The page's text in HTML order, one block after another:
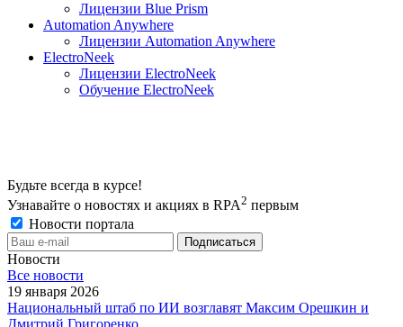
Лицензии Blue Prism
Automation Anywhere
Лицензии Automation Anywhere
ElectroNeek
Лицензии ElectroNeek
Обучение ElectroNeek
Будьте всегда в курсе!
Узнавайте о новостях и акциях в RPA2 первым
Новости портала
Новости
Все новости
19 января 2026
Национальный штаб по ИИ возглавят Максим Орешкин и
Дмитрий Григоренко